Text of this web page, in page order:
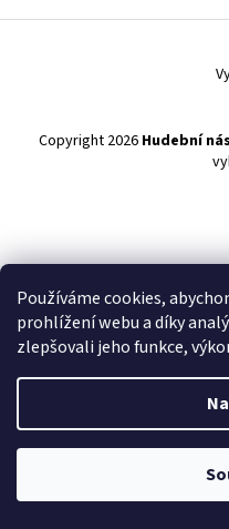
Používáme cookies,
prohlížení webu a díky
zlepšovali jeho funkce,
í
Copyright 2026 Hudební